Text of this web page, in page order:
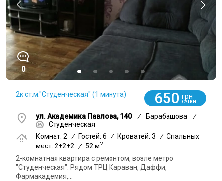
0
2к ст.м."Студенческая" (1 минута) 650 грн
СУТКИ
ул. Академика Павлова, 140 / Барабашова
/
Студенческая
Комнат: 2 / Гостей: 6 / Кроватей: 3 / Спальных
мест: 2+2+2
/ 52 м2
2-комнатная квартира с ремонтом, возле метро
"Студенческая". Рядом ТРЦ Караван, Даффи,
Фармакадемия,...